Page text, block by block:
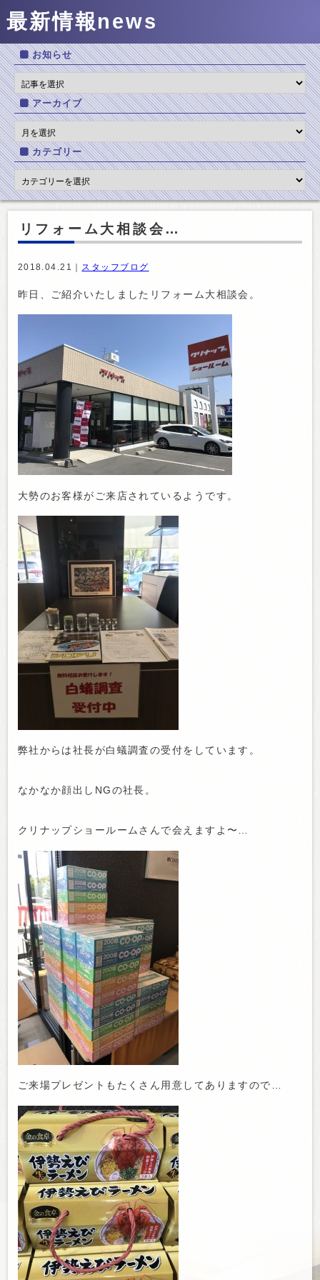
最新情報news
お知らせ
アーカイブ
カテゴリー
リフォーム大相談会…
2018.04.21｜ スタッフブログ
昨日、ご紹介いたしましたリフォーム大相談会。
大勢のお客様がご来店されているようです。
弊社からは社長が白蟻調査の受付をしています。
なかなか顔出しNGの社長。
クリナップショールームさんで会えますよ〜…
ご来場プレゼントもたくさん用意してありますので…